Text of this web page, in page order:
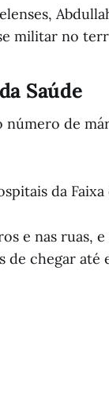
militar no
Saúde
de
da
e nas ruas,
chegar até